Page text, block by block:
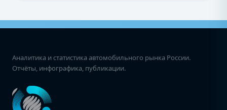
Аналитика и статистика автомобильного рынка России.
Отчёты, инфографика, публикации.